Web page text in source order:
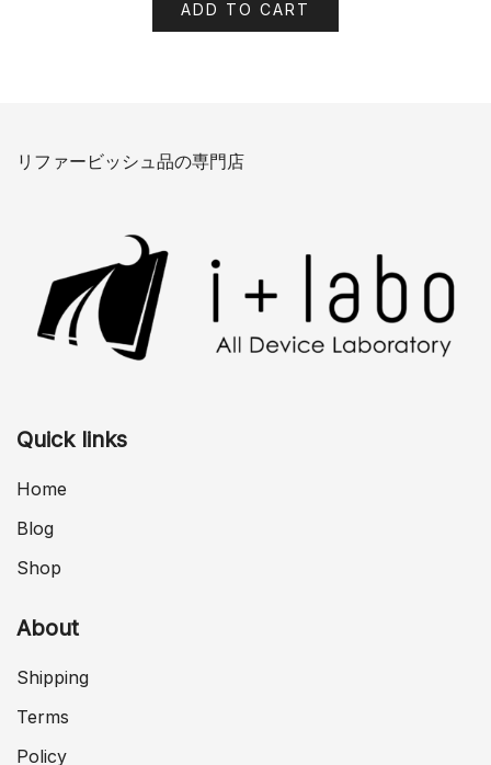
ADD TO CART
リファービッシュ品の専門店
Quick links
Home
Blog
Shop
About
Shipping
Terms
Policy